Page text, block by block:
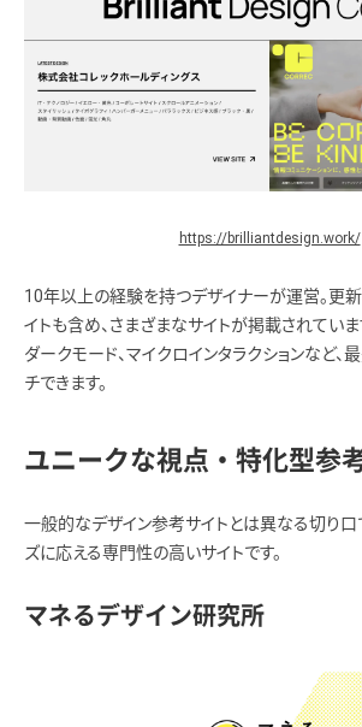
https://brilliantdesign.work/
10年以上の経験を持つデザイナーが運営。更
イトも含め、さまざまなサイトが掲載されていま
ダークモード、マイクロインタラクションなど、
チできます。
ユニークな視点・特化型参
一般的なデザイン参考サイトとは異なる切り口
ズに応える専門性の高いサイトです。
マネるデザイン研究所